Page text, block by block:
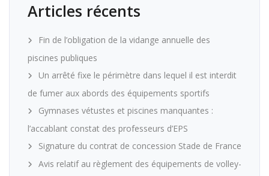
Articles récents
Fin de l’obligation de la vidange annuelle des
piscines publiques
Un arrêté fixe le périmètre dans lequel il est interdit
de fumer aux abords des équipements sportifs
Gymnases vétustes et piscines manquantes :
l’accablant constat des professeurs d’EPS
Signature du contrat de concession Stade de France
Avis relatif au règlement des équipements de volley-